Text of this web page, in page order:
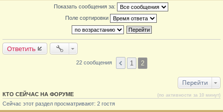
Показать сообщения за:
Поле сортировки
Ответить
22 сообщения 1 2
Перейти
КТО СЕЙЧАС НА ФОРУМЕ (по активности за 10 минут)
Сейчас этот раздел просматривают: 2 гостя